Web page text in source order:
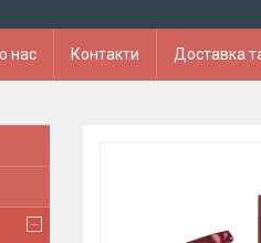
нас Контакти Доставка